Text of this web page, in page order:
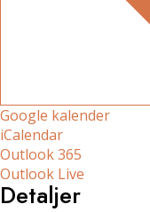
Google kalender
iCalendar
Outlook 365
Outlook Live
Detaljer